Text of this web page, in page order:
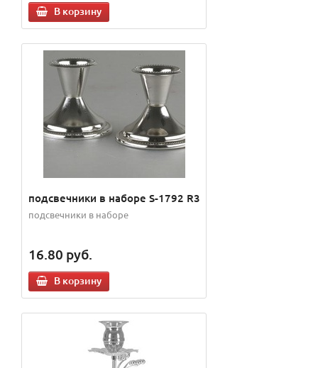
В корзину
подсвечники в наборе S-1792 R3
подсвечники в наборе
16.80 руб.
В корзину